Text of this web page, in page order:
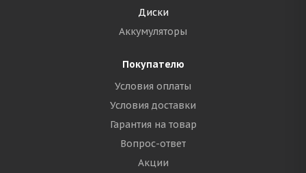
Диски
Аккумуляторы
Покупателю
Условия оплаты
Условия доставки
Гарантия на товар
Вопрос-ответ
Акции